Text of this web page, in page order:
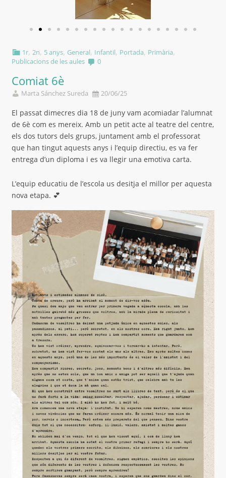
1r,2n, 5 anys, General, Infantil, Portada, Primària,
Publicacions de les aules 0
Comiat 6è
Marta Sánchez Sureda 20/06/25
El passat dimecres dia 18 de juny vam acomiadar l’alumnat
de 6è com es mereix. Amb un petit acte al teatre del centre,
els dos tutors dels grups, juntament amb el professorat
que han tingut aquests anys i l’equip directiu, es va fer
entrega d’un diploma i es va llegir una emotiva carta.
L’equip educatiu de l’escola us desitja el millor per aquesta
nova etapa. 💕